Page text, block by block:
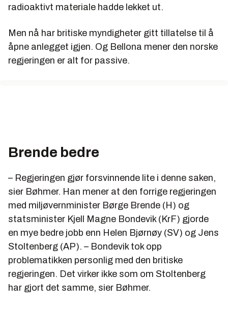
Den 19. april 2005 ble det oppdaget at 83 000 liter
med radioaktivt materiale i Thorp-anlegget hadde
lekket fra et sprukket rør ut i en stor betong-
funnet ble ikke rapportert oppover i systemet.
temperaturøkning i bunnpannen og funn av
radioaktivit materiale, men dette ble først ignorert.
Utslippet ble anerkjent først etter at et annet tilsyn
fastslo at mer materiale var på avveie. Operatøren
av anlegget valgte nå å bruke et kamera å måle
volumet av væske i bunnpannen.
Ansvarlige ledere ved anlegget har måttet stå til
rette for dette. Ca. 19 tonn med uranium and 160 kg
med plutonium oppløst i nitric acid er blitt pumpet fra
bunnpannen inn i en oppbevaringstank bort fra det nå
radioaktivt materiale hadde lekket ut.
Men nå har britiske myndigheter gitt tillatelse til å
åpne anlegget igjen. Og Bellona mener den norske
regjeringen er alt for passive.
Brende bedre
– Regjeringen gjør forsvinnende lite i denne saken,
sier Bøhmer. Han mener at den forrige regjeringen
med miljøvernminister Børge Brende (H) og
statsminister Kjell Magne Bondevik (KrF) gjorde
en mye bedre jobb enn Helen Bjørnøy (SV) og Jens
Stoltenberg (AP). – Bondevik tok opp
problematikken personlig med den britiske
regjeringen. Det virker ikke som om Stoltenberg
har gjort det samme, sier Bøhmer.